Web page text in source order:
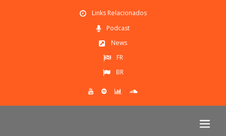
Links Relacionados
Podcast
News
FR
BR